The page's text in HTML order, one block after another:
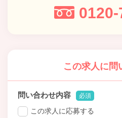
この求人に問
問い合わせ内容 必須
この求人に応募する